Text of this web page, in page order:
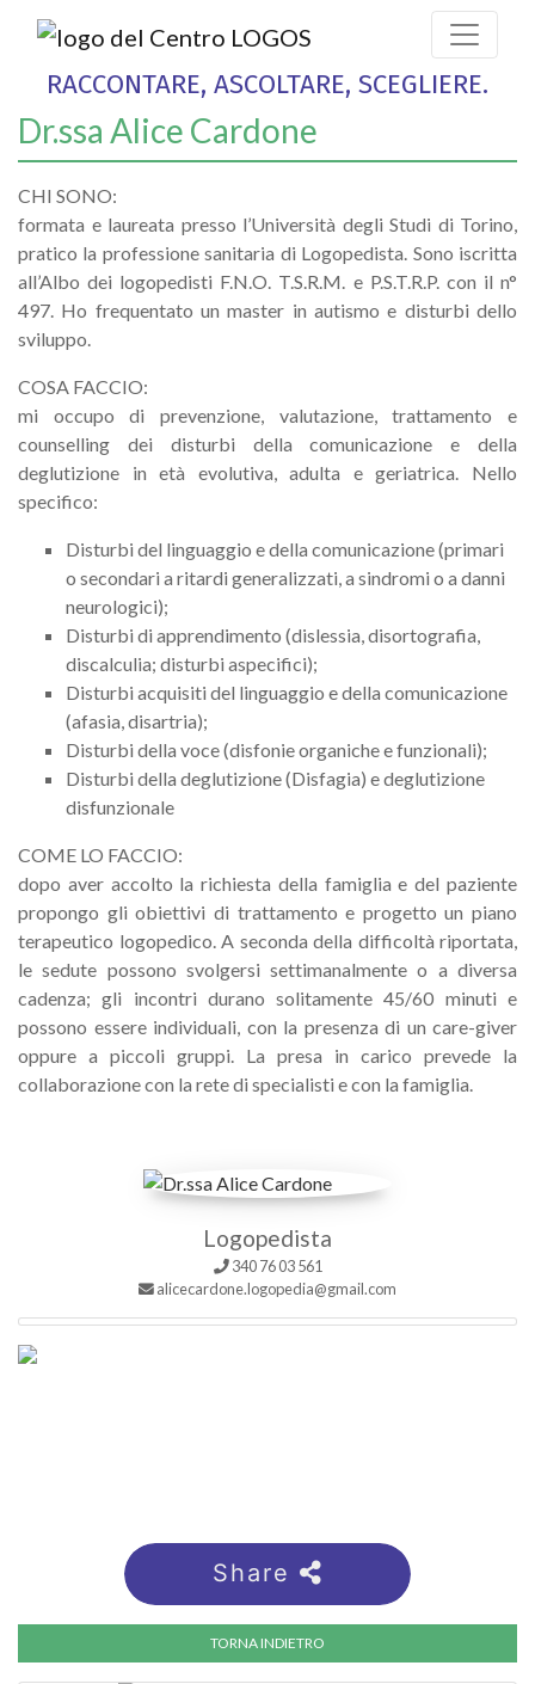
RACCONTARE, ASCOLTARE, SCEGLIERE.
Dr.ssa Alice Cardone
CHI SONO:
formata e laureata presso l’Università degli Studi di Torino,
pratico la professione sanitaria di Logopedista. Sono iscritta
all’Albo dei logopedisti F.N.O. T.S.R.M. e P.S.T.R.P. con il n°
497. Ho frequentato un master in autismo e disturbi dello
sviluppo.
COSA FACCIO:
mi occupo di prevenzione, valutazione, trattamento e
counselling dei disturbi della comunicazione e della
deglutizione in età evolutiva, adulta e geriatrica. Nello
specifico:
Disturbi del linguaggio e della comunicazione (primari
o secondari a ritardi generalizzati, a sindromi o a danni
neurologici);
Disturbi di apprendimento (dislessia, disortografia,
discalculia; disturbi aspecifici);
Disturbi acquisiti del linguaggio e della comunicazione
(afasia, disartria);
Disturbi della voce (disfonie organiche e funzionali);
Disturbi della deglutizione (Disfagia) e deglutizione
disfunzionale
COME LO FACCIO:
dopo aver accolto la richiesta della famiglia e del paziente
propongo gli obiettivi di trattamento e progetto un piano
terapeutico logopedico. A seconda della difficoltà riportata,
le sedute possono svolgersi settimanalmente o a diversa
cadenza; gli incontri durano solitamente 45/60 minuti e
possono essere individuali, con la presenza di un care-giver
oppure a piccoli gruppi. La presa in carico prevede la
collaborazione con la rete di specialisti e con la famiglia.
Logopedista
340 76 03 561
alicecardone.logopedia@gmail.com
Share